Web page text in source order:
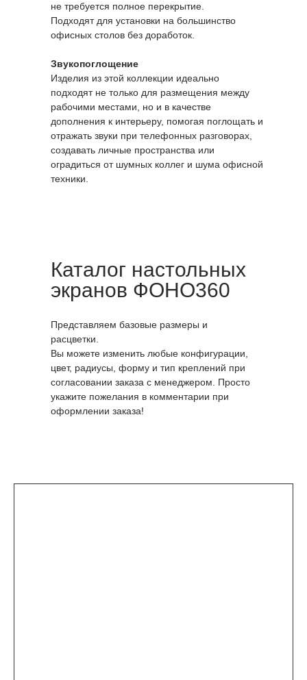
не требуется полное перекрытие.
Подходят для установки на большинство
офисных столов без доработок.
Звукопоглощение
Изделия из этой коллекции идеально
подходят не только для размещения между
рабочими местами, но и в качестве
дополнения к интерьеру, помогая поглощать и
отражать звуки при телефонных разговорах,
создавать личные пространства или
оградиться от шумных коллег и шума офисной
техники.
Каталог настольных
экранов ФОНО360
Представляем базовые размеры и
расцветки.
Вы можете изменить любые конфигурации,
цвет, радиусы, форму и тип креплений при
согласовании заказа с менеджером. Просто
укажите пожелания в комментарии при
оформлении заказа!